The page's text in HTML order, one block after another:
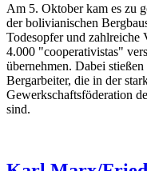
Am 5. Oktober kam es zu
der bolivianischen
Todesopfer und zahlreiche
4.000 "cooperativistas"
übernehmen. Dabei
Bergarbeiter, die in der
Gewerkschaftsföderation
sind.